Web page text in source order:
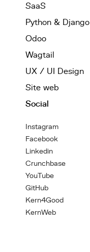
SaaS
Python & Django
Odoo
Wagtail
UX / UI Design
Site web
Social
Instagram
Facebook
Linkedin
Crunchbase
YouTube
GitHub
Kern4Good
KernWeb